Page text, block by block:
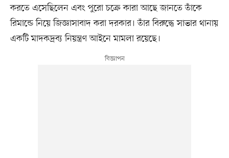
করতে এসেছিলেন এবং পুরো চক্রে কারা আছে জানতে তাঁকে
রিমান্ডে নিয়ে জিজ্ঞাসাবাদ করা দরকার। তাঁর বিরুদ্ধে সাভার থানায়
একটি মাদকদ্রব্য নিয়ন্ত্রণ আইনে মামলা রয়েছে।